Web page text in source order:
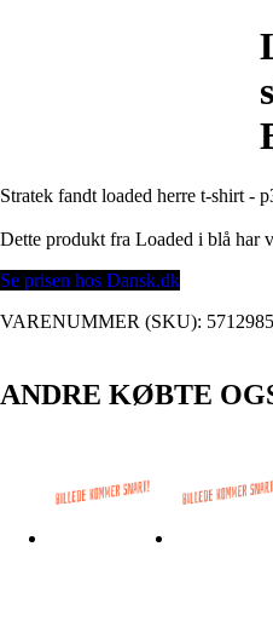
Stratek fandt loaded herre t-shirt -
Dette produkt fra Loaded i blå har
Se prisen hos Dansk.dk
VARENUMMER (SKU):
ANDRE KØBTE